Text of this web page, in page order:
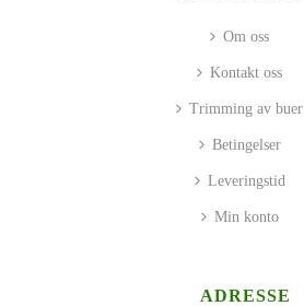
Om oss
Kontakt oss
Trimming av buer
Betingelser
Leveringstid
Min konto
ADRESSE